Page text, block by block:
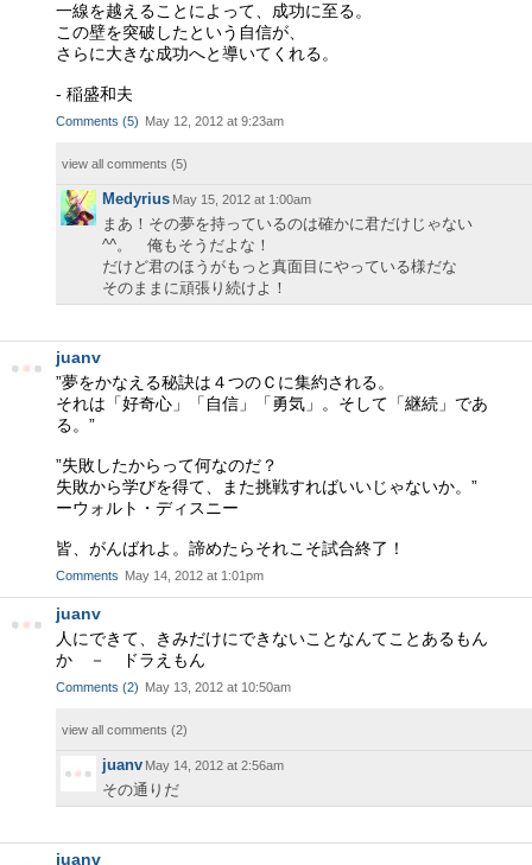
一線を越えることによって、成功に至る。
この壁を突破したという自信が、
さらに大きな成功へと導いてくれる。
- 稲盛和夫
Comments (5) May 12, 2012 at 9:23am
view all comments (5)
Medyrius May 15, 2012 at 1:00am
まあ！その夢を持っているのは確かに君だけじゃない
^^。 俺もそうだよな！
だけど君のほうがもっと真面目にやっている様だな
そのままに頑張り続けよ！
juanv
”夢をかなえる秘訣は４つのＣに集約される。
それは「好奇心」「自信」「勇気」。そして「継続」であ
る。”
”失敗したからって何なのだ？
失敗から学びを得て、また挑戦すればいいじゃないか。”
ーウォルト・ディスニー
皆、がんばれよ。諦めたらそれこそ試合終了！
Comments May 14, 2012 at 1:01pm
juanv
人にできて、きみだけにできないことなんてことあるもん
か － ドラえもん
Comments (2) May 13, 2012 at 10:50am
view all comments (2)
juanv May 14, 2012 at 2:56am
その通りだ
juanv